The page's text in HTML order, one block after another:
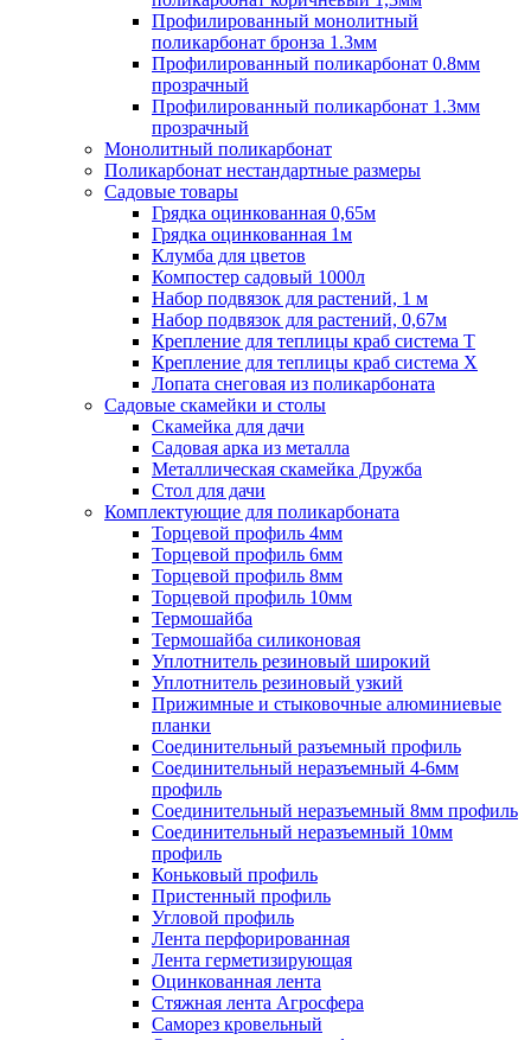
Профилированный монолитный
поликарбонат бронза 1.3мм
Профилированный поликарбонат 0.8мм
прозрачный
Профилированный поликарбонат 1.3мм
прозрачный
Монолитный поликарбонат
Поликарбонат нестандартные размеры
Садовые товары
Грядка оцинкованная 0,65м
Грядка оцинкованная 1м
Клумба для цветов
Компостер садовый 1000л
Набор подвязок для растений, 1 м
Набор подвязок для растений, 0,67м
Крепление для теплицы краб система Т
Крепление для теплицы краб система Х
Лопата снеговая из поликарбоната
Садовые скамейки и столы
Скамейка для дачи
Садовая арка из металла
Металлическая скамейка Дружба
Стол для дачи
Комплектующие для поликарбоната
Торцевой профиль 4мм
Торцевой профиль 6мм
Торцевой профиль 8мм
Торцевой профиль 10мм
Термошайба
Термошайба силиконовая
Уплотнитель резиновый широкий
Уплотнитель резиновый узкий
Прижимные и стыковочные алюминиевые
планки
Соединительный разъемный профиль
Соединительный неразъемный 4-6мм
профиль
Соединительный неразъемный 8мм профиль
Соединительный неразъемный 10мм
профиль
Коньковый профиль
Пристенный профиль
Угловой профиль
Лента перфорированная
Лента герметизирующая
Оцинкованная лента
Стяжная лента Агросфера
Саморез кровельный